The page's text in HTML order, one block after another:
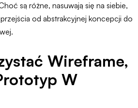
są różne, nasuwają się na siebie,
od abstrakcyjnej koncepcji do
Wireframe,
W